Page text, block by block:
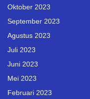
Oktober 2023
September 2023
Agustus 2023
Juli 2023
Juni 2023
Mei 2023
Februari 2023